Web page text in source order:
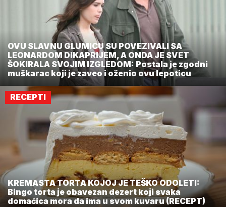
OVU SLAVNU GLUMICU SU POVEZIVALI SA
LEONARDOM DIKAPRIJEM, A ONDA JE SVET
ŠOKIRALA SVOJIM IZGLEDOM: Postala je zgodni
muškarac koji je zaveo i oženio ovu lepoticu
RECEPTI
KREMASTA TORTA KOJOJ JE TEŠKO ODOLETI:
Bingo torta je obavezan dezert koji svaka
domaćica mora da ima u svom kuvaru (RECEPT)